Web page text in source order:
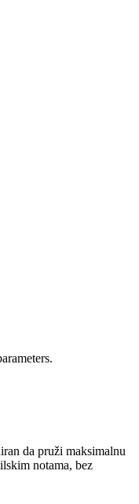
da pruži maksimalnu
notama, bez